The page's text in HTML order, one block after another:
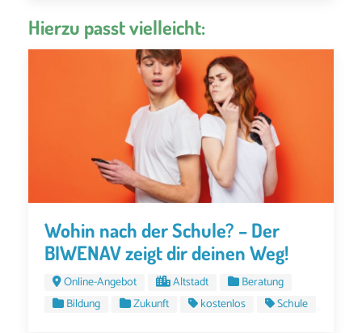
Hierzu passt vielleicht:
Wohin nach der Schule? – Der
BIWENAV zeigt dir deinen Weg!
Online-Angebot Altstadt
Beratung
Bildung
Zukunft kostenlos Schule